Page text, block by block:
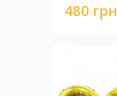
480 грн